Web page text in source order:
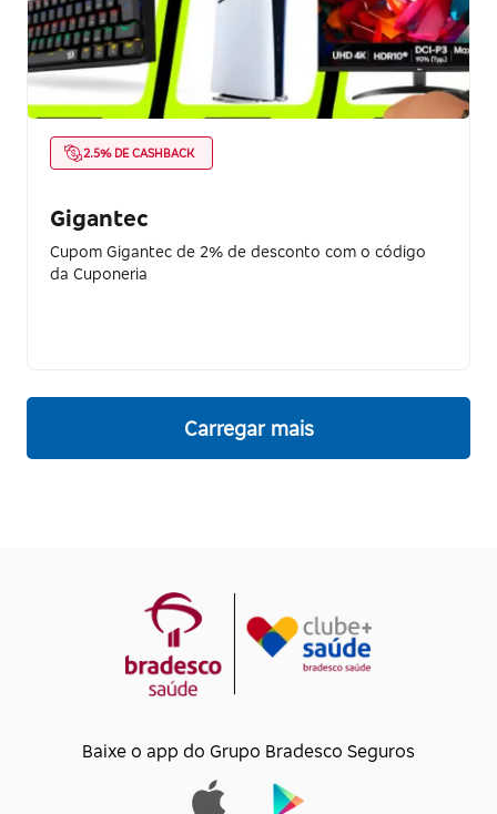
2.5% DE CASHBACK
Gigantec
Cupom Gigantec de 2% de desconto com o código
da Cuponeria
Carregar mais
Baixe o app do Grupo Bradesco Seguros